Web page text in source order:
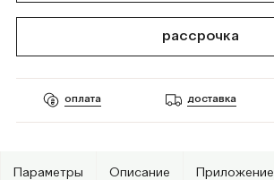
рассрочка
оплата доставка
Параметры Описание Приложение